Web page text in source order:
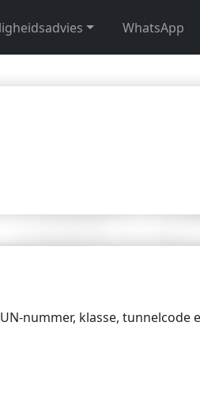
WhatsApp
nummer, klasse, tunnelcode